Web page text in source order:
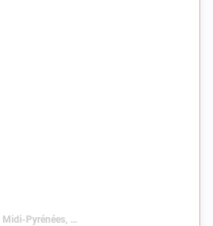
Toulouse, Frankrijk, Occitanië, Midi-Pyrénées, Haute-Garonne